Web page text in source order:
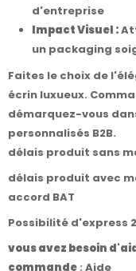
d'entreprise
Impact Visuel :
un packaging
Faites le choix de
écrin luxueux.
démarquez-vous
personnalisés B2B.
délais produit sans
délais produit avec
accord BAT
Possibilité d'express
vous avez besoin
commande : Aide